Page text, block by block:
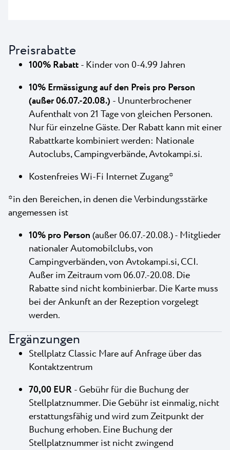
Preisrabatte
100% Rabatt- Kinder von 0-4.99 Jahren
10% Ermässigung auf den Preis pro Person
(außer 06.07.-20.08.) - Ununterbrochener
Aufenthalt von 21 Tage von gleichen Personen.
Nur für einzelne Gäste. Der Rabatt kann mit einer
Rabattkarte kombiniert werden: Nationale
Autoclubs, Campingverbände, Avtokampi.si.
Kostenfreies Wi-Fi Internet Zugang*
*in den Bereichen, in denen die Verbindungsstärke
angemessen ist
10% pro Person(außer 06.07.-20.08.) - Mitglieder
nationaler Automobilclubs, von
Campingverbänden, von Avtokampi.si, CCI.
Außer im Zeitraum vom 06.07.-20.08. Die
Rabatte sind nicht kombinierbar. Die Karte muss
bei der Ankunft an der Rezeption vorgelegt
werden.
Ergänzungen
Stellplatz Classic Mare auf Anfrage über das
Kontaktzentrum
70,00 EUR- Gebühr für die Buchung der
Stellplatznummer. Die Gebühr ist einmalig, nicht
erstattungsfähig und wird zum Zeitpunkt der
Buchung erhoben. Eine Buchung der
Stellplatznummer ist nicht zwingend